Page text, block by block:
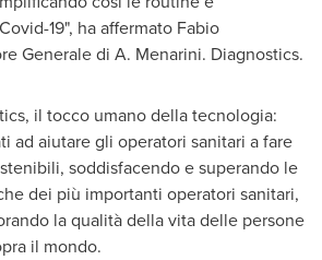
19", ha affermato Fabio
Generale di A. Menarini. Diagnostics.
il tocco umano della tecnologia:
ad aiutare gli operatori sanitari a fare
soddisfacendo e superando le
dei più importanti operatori sanitari,
la qualità della vita delle persone
il mondo.